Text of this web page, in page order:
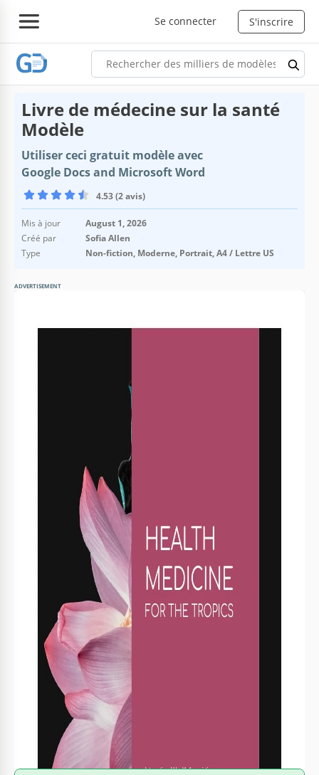
Se connecter S'inscrire
Livre de médecine sur la santé
Modèle
Utiliser ceci gratuit modèle avec
Google Docs and Microsoft Word
4.53 (2 avis)
Mis à jour
August 1, 2026
Créé par
Sofia Allen
Type
Non-fiction, Moderne, Portrait, A4 / Lettre US
ADVERTISEMENT
Ajouté aux collections par 29 Utilisateurs
Statistiques d’utilisation
Caractéristiques principales de ce modèle
Catégorie De Livres
Moderne Livre Modèles
À propos de ce modèle
Le livre de médecine de santé n'a pas à être ennuyeux. Ici,
vous pouvez voir un exemple d'un joli livre de médecine que
vous pouvez utiliser gratuitement. Notre modèle peut être
utilisé à différentes fins. Par exemple, vous pouvez suivre la
santé de vos fleurs avec lui. Et bien sûr, il peut également
être utilisé pour les personnes.